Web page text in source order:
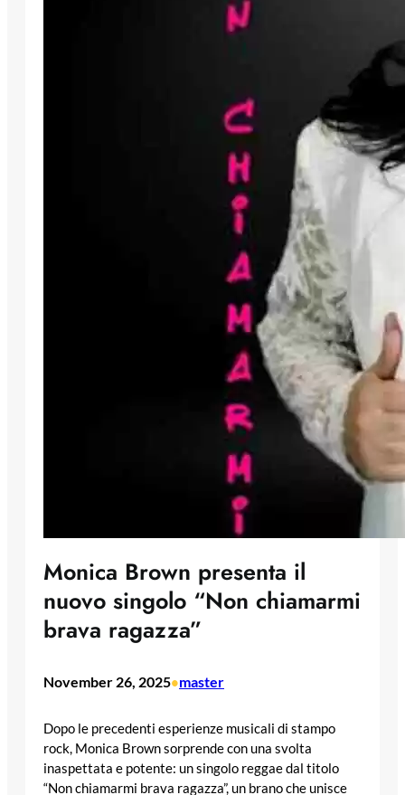
Monica Brown presenta il
nuovo singolo “Non chiamarmi
brava ragazza”
November 26, 2025•master
Dopo le precedenti esperienze musicali di stampo
rock, Monica Brown sorprende con una svolta
inaspettata e potente: un singolo reggae dal titolo
“Non chiamarmi brava ragazza”, un brano che unisce